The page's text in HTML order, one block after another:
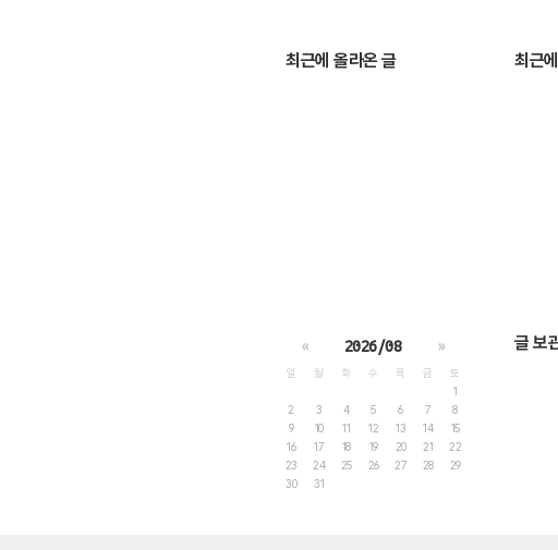
최근에 올라온 글 최근
« 2026/08 »
일 월 화 수 목 금
토
1
2
3 4 5 6 7
8
9
10 11 12 13 14
15
16
17 18 19 20 21
22
23
24 25 26 27 28
29
30
31
글 보